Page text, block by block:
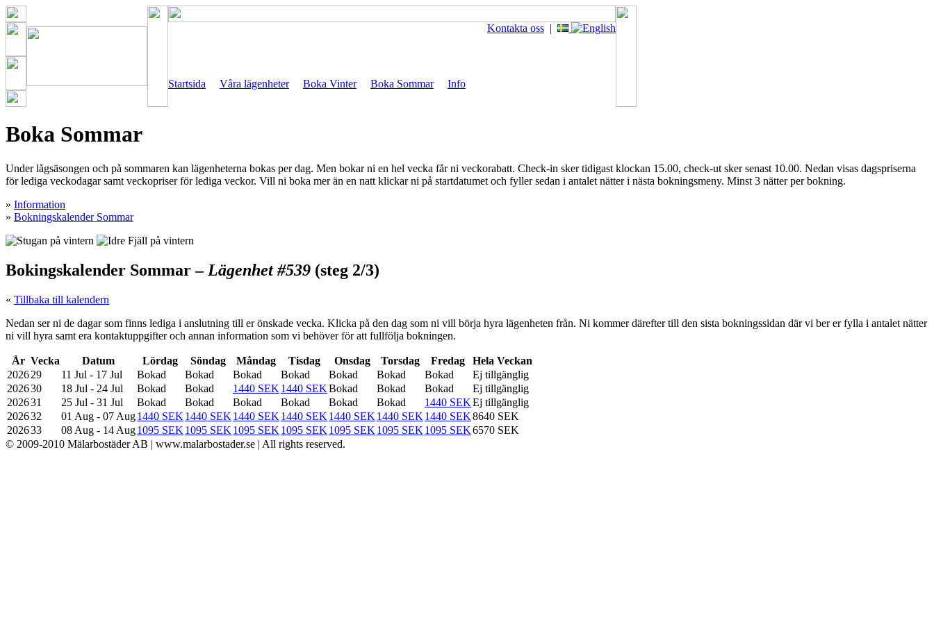
Kontakta oss |
Startsida Våra lägenheter Boka Vinter Boka Sommar Info
Boka Sommar
Under lågsäsongen och på sommaren kan lägenheterna bokas per dag. Men bokar ni en hel vecka får ni veckorabatt. Check-in sker tidigast klockan 15.00, check-ut sker senast 10.00. Nedan visas dagspriserna
för lediga veckodagar samt veckopriser för lediga veckor. Vill ni boka mer än en natt klickar ni på startdatumet och fyller sedan i antalet nätter i nästa bokningsmeny. Minst 3 nätter per bokning.
» Information
» Bokningskalender Sommar
Bokingskalender Sommar – Lägenhet #539 (steg 2/3)
« Tillbaka till kalendern
Nedan ser ni de dagar som finns lediga i anslutning till er önskade vecka. Klicka på den dag som ni vill börja hyra lägenheten från. Ni kommer därefter till den sista bokningssidan där vi ber er fylla i antalet nätter
ni vill hyra samt era kontaktuppgifter och annan information som vi behöver för att fullfölja bokningen.
År Vecka Datum Lördag Söndag Måndag Tisdag Onsdag Torsdag Fredag
Hela Veckan
202629 11 Jul - 17 Jul Bokad Bokad Bokad Bokad Bokad Bokad Bokad
Ej tillgänglig
202630 18 Jul - 24 Jul Bokad Bokad 1440 SEK 1440 SEKBokad Bokad Bokad
Ej tillgänglig
202631 25 Jul - 31 Jul Bokad Bokad Bokad Bokad Bokad Bokad 1440 SEKEj tillgänglig
202632 01 Aug - 07 Aug1440 SEK 1440 SEK 1440 SEK 1440 SEK 1440 SEK 1440 SEK 1440 SEK8640 SEK
202633 08 Aug - 14 Aug1095 SEK 1095 SEK 1095 SEK 1095 SEK 1095 SEK 1095 SEK 1095 SEK6570 SEK
© 2009-2010 Mälarbostäder AB | www.malarbostader.se | All rights reserved.